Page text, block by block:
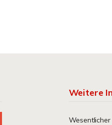
Weitere
Wesentlicher